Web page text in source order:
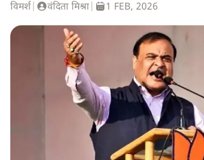
विमर्श वंदिता मिश्रा 1 FEB, 2026